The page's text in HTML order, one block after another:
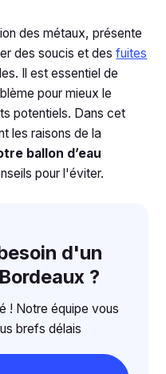
des métaux, présente
des soucis et desfuites
Il est essentiel de
pour mieux le
potentiels. Dans cet
les raisons de la
ballon d’eau
pour l'éviter.
d'un
?
! Notre équipe vous
brefs délais